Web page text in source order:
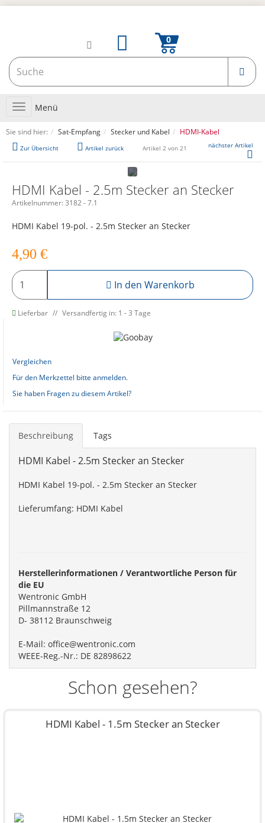
Toggle
navigation
Menü
Sie sind hier: Sat-Empfang Stecker und Kabel HDMI-Kabel
Zur Übersicht Artikel zurück Artikel 2 von 21 nächster Artikel
HDMI Kabel - 2.5m Stecker an Stecker
Artikelnummer:3182 - 7.1
HDMI Kabel 19-pol. - 2.5m Stecker an Stecker
4,90 €
In den Warenkorb
Lieferbar Versandfertig in: 1 - 3 Tage
Vergleichen
Für den Merkzettel bitte anmelden.
Sie haben Fragen zu diesem Artikel?
Beschreibung Tags
HDMI Kabel - 2.5m Stecker an Stecker
HDMI Kabel 19-pol. - 2.5m Stecker an Stecker
Lieferumfang: HDMI Kabel
Herstellerinformationen / Verantwortliche Person für
die EU
Wentronic GmbH
Pillmannstraße 12
D- 38112 Braunschweig
E-Mail: office@wentronic.com
WEEE-Reg.-Nr.: DE 82898622
Schon gesehen?
HDMI Kabel - 1.5m Stecker an Stecker